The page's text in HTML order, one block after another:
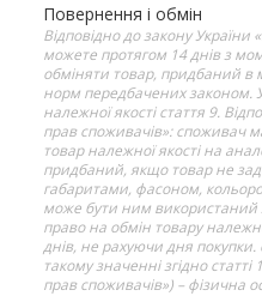
Повернення і обмін
Відповідно до закону України
можете протягом 14 днів з
обміняти товар, придбаний в
норм передбачених законом.
належної якості стаття 9.
прав споживачів»: споживач
товар належної якості на
придбаний, якщо товар не
габаритами, фасоном,
може бути ним
право на обмін товару
днів, не рахуючи дня
такому значенні згідно
прав споживачів») – фізична